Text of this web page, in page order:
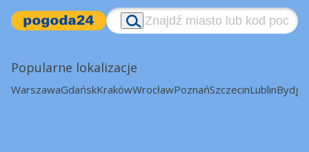
Popularne lokalizacje
WarszawaGdańskKrakówWrocławPoznańSzczecinLublin